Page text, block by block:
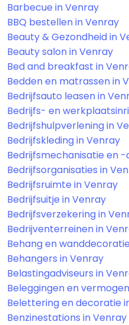
Barbecue in Venray
BBQ bestellen in Venray
Beauty & Gezondheid in
Beauty salon in Venray
Bed and breakfast in
Bedden en matrassen in
Bedrijfsauto leasen in
Bedrijfs- en
Bedrijfshulpverlening in
Bedrijfskleding in Venray
Bedrijfsmechanisatie en
Bedrijfsorganisaties in
Bedrijfsruimte in Venray
Bedrijfsuitje in Venray
Bedrijfsverzekering in
Bedrijventerreinen in
Behang en
Behangers in Venray
Belastingadviseurs in
Beleggingen en
Belettering en decoratie
Benzinestations in Venray